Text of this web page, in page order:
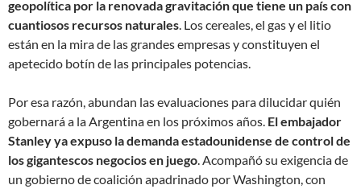
geopolítica por la renovada gravitación que tiene un país con
cuantiosos recursos naturales. Los cereales, el gas y el litio
están en la mira de las grandes empresas y constituyen el
apetecido botín de las principales potencias.
Por esa razón, abundan las evaluaciones para dilucidar quién
gobernará a la Argentina en los próximos años. El embajador
Stanley ya expuso la demanda estadounidense de control de
los gigantescos negocios en juego. Acompañó su exigencia de
un gobierno de coalición apadrinado por Washington, con